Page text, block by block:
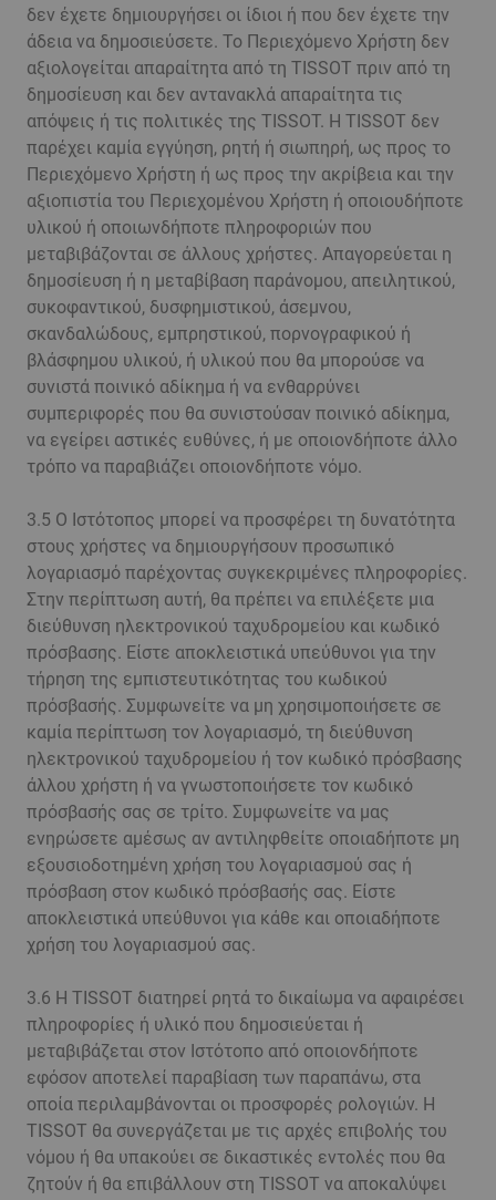
δεν έχετε δημιουργήσει οι ίδιοι ή που δεν έχετε την
άδεια να δημοσιεύσετε. Το Περιεχόμενο Χρήστη δεν
αξιολογείται απαραίτητα από τη TISSOT πριν από τη
δημοσίευση και δεν αντανακλά απαραίτητα τις
απόψεις ή τις πολιτικές της TISSOT. Η TISSOT δεν
παρέχει καμία εγγύηση, ρητή ή σιωπηρή, ως προς το
Περιεχόμενο Χρήστη ή ως προς την ακρίβεια και την
αξιοπιστία του Περιεχομένου Χρήστη ή οποιουδήποτε
υλικού ή οποιωνδήποτε πληροφοριών που
μεταβιβάζονται σε άλλους χρήστες. Απαγορεύεται η
δημοσίευση ή η μεταβίβαση παράνομου, απειλητικού,
συκοφαντικού, δυσφημιστικού, άσεμνου,
σκανδαλώδους, εμπρηστικού, πορνογραφικού ή
βλάσφημου υλικού, ή υλικού που θα μπορούσε να
συνιστά ποινικό αδίκημα ή να ενθαρρύνει
συμπεριφορές που θα συνιστούσαν ποινικό αδίκημα,
να εγείρει αστικές ευθύνες, ή με οποιονδήποτε άλλο
τρόπο να παραβιάζει οποιονδήποτε νόμο.
3.5 Ο Ιστότοπος μπορεί να προσφέρει τη δυνατότητα
στους χρήστες να δημιουργήσουν προσωπικό
λογαριασμό παρέχοντας συγκεκριμένες πληροφορίες.
Στην περίπτωση αυτή, θα πρέπει να επιλέξετε μια
διεύθυνση ηλεκτρονικού ταχυδρομείου και κωδικό
πρόσβασης. Είστε αποκλειστικά υπεύθυνοι για την
τήρηση της εμπιστευτικότητας του κωδικού
πρόσβασής. Συμφωνείτε να μη χρησιμοποιήσετε σε
καμία περίπτωση τον λογαριασμό, τη διεύθυνση
ηλεκτρονικού ταχυδρομείου ή τον κωδικό πρόσβασης
άλλου χρήστη ή να γνωστοποιήσετε τον κωδικό
πρόσβασής σας σε τρίτο. Συμφωνείτε να μας
ενηρώσετε αμέσως αν αντιληφθείτε οποιαδήποτε μη
εξουσιοδοτημένη χρήση του λογαριασμού σας ή
πρόσβαση στον κωδικό πρόσβασής σας. Είστε
αποκλειστικά υπεύθυνοι για κάθε και οποιαδήποτε
χρήση του λογαριασμού σας.
3.6 Η TISSOT διατηρεί ρητά το δικαίωμα να αφαιρέσει
πληροφορίες ή υλικό που δημοσιεύεται ή
μεταβιβάζεται στον Ιστότοπο από οποιονδήποτε
εφόσον αποτελεί παραβίαση των παραπάνω, στα
οποία περιλαμβάνονται οι προσφορές ρολογιών. Η
TISSOT θα συνεργάζεται με τις αρχές επιβολής του
νόμου ή θα υπακούει σε δικαστικές εντολές που θα
ζητούν ή θα επιβάλλουν στη TISSOT να αποκαλύψει